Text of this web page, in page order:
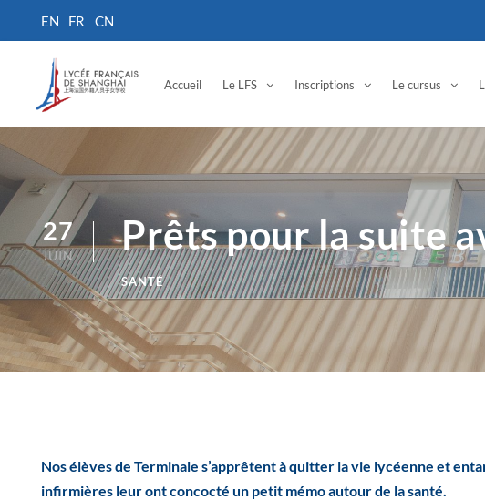
Accueil Le LFS Inscriptions Le cursus
27
JUIN Prêts pour la suite
SANTÉ
Nos élèves de Terminale s’apprêtent à quitter la vie lycéenne et
infirmières leur ont concocté un petit mémo autour de la santé.